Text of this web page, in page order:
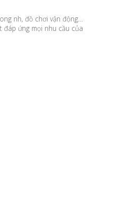
nh, đồ chơi vận động…
đáp ứng mọi nhu cầu của